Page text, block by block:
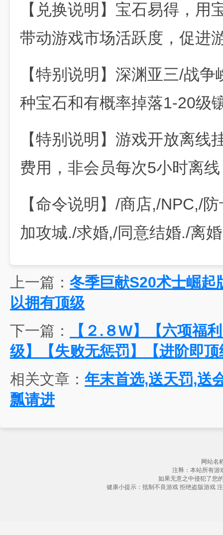
【兑换说明】宝石易得，用
带动游戏市场活跃度，促进
【特别说明】深渊亚三/战
种宝石和有概率掉落1-20级
【特别说明】游戏开放离
费用，非会员每次5小时离
【命令说明】/商店,/NPC,/
加攻城./求婚,/同意结婚./离
上一篇： 冬季巨献S20术士崛起
以拥有顶级
下一篇：
【２.８W】【六项福
级】【失败无惩罚】【进阶即顶
相关文章： 年末首选,送天罚,送
瓢请进
网站名
注释：本站所有游
如果无意之中侵犯了您
健康小提示：抵制不良游戏 拒绝盗版游戏